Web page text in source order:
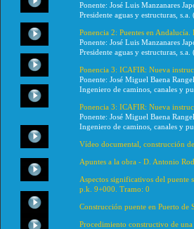
Ponente: José Luis Manzanares
Presidente aguas y estructuras,
Ponencia 2: Puentes en
Ponente: José Luis Manzanares
Presidente aguas y estructuras,
Ponencia 3: ICAFIR: Nueva
Ponente: José Miguel Baena Rangel
Ingeniero de caminos, canales y
Ponencia 3: ICAFIR: Nueva
Ponente: José Miguel Baena Rangel
Ingeniero de caminos, canales y
Vídeo documental, construcción
Apuntes a la obra - D. Antonio
Aspectos significativos del puente
p.k. 9+000. Tramo: 0
Construcción puente en Puerto de
Procedimiento constructivo de